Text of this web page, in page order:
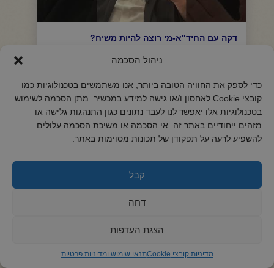
ניהול הסכמה
כדי לספק את החוויה הטובה ביותר, אנו משתמשים בטכנולוגיות כמו
קובצי Cookie לאחסון ו/או גישה למידע במכשיר. מתן הסכמה לשימוש
בטכנולוגיות אלו יאפשר לנו לעבד נתונים כגון התנהגות גלישה או
מזהים ייחודיים באתר זה. אי הסכמה או משיכת הסכמה עלולים
להשפיע לרעה על תפקודן של תכונות מסוימות באתר.
קבל
דחה
הצגת העדפות
מדיניות קובצי Cookie תנאי שימוש ומדיניות פרטיות
דקה עם החיד"א-מי רוצה להיות משיח?